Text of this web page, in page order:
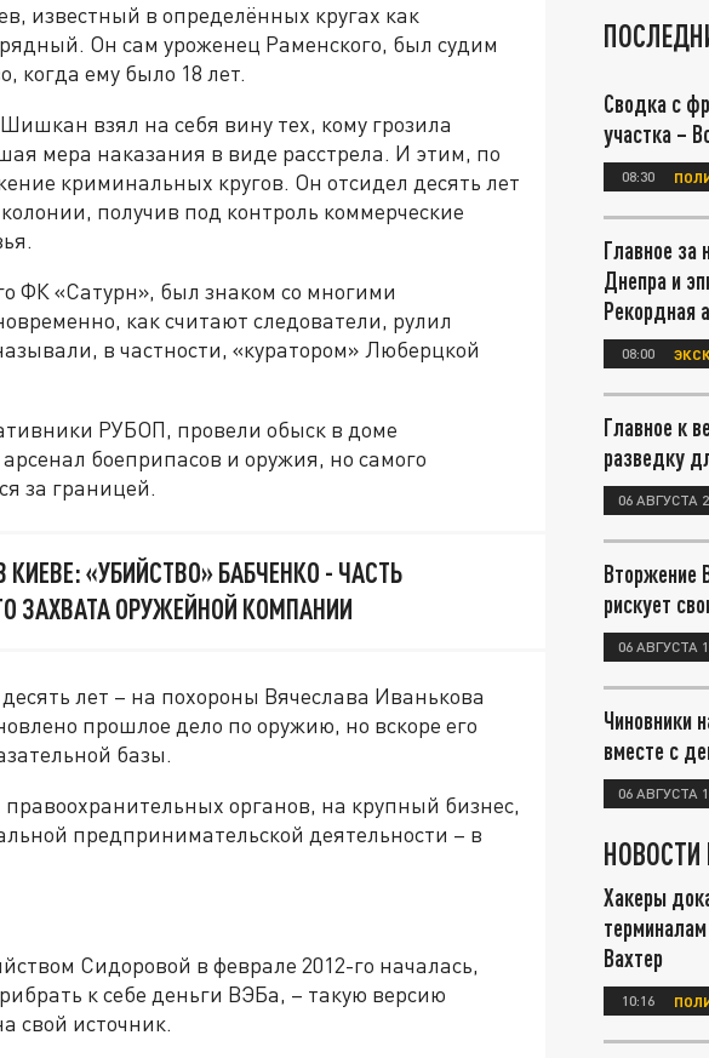
известный в определённых кругах как
Он сам уроженец Раменского, был судим
когда ему было 18 лет.
взял на себя вину тех, кому грозила
мера наказания в виде расстрела. И этим, по
криминальных кругов. Он отсидел десять лет
получив под контроль коммерческие
ФК «Сатурн», был знаком со многими
как считают следователи, рулил
в частности, «куратором» Люберцкой
РУБОП, провели обыск в доме
боеприпасов и оружия, но самого
за границей.
КИЕВЕ: «УБИЙСТВО» БАБЧЕНКО - ЧАСТЬ
ЗАХВАТА ОРУЖЕЙНОЙ КОМПАНИИ
лет – на похороны Вячеслава Иванькова
прошлое дело по оружию, но вскоре его
базы.
органов, на крупный бизнес,
предпринимательской деятельности – в
Сидоровой в феврале 2012-го началась,
к себе деньги ВЭБа, – такую версию
свой источник.
Сводка с
участка –
08:30
Главное за
Днепра и
Рекордная
08:00
Главное к
разведку
06 АВГУСТА
Вторжение
рискует
06 АВГУСТА
Чиновники
вместе с
06 АВГУСТА
НОВОСТИ
Хакеры
Вахтер
10:16